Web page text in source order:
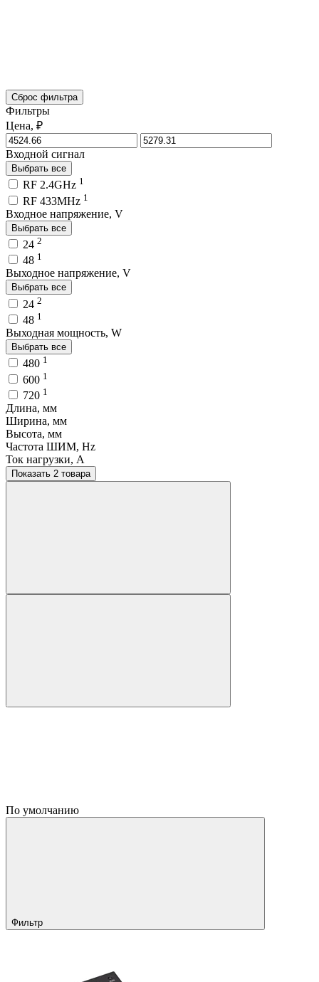
Сброс фильтра
Фильтры
Цена, ₽
Входной сигнал
Выбрать все
RF 2.4GHz 1
RF 433MHz 1
Входное напряжение, V
Выбрать все
24 2
48 1
Выходное напряжение, V
Выбрать все
24 2
48 1
Выходная мощность, W
Выбрать все
480 1
600 1
720 1
Длина, мм
Ширина, мм
Высота, мм
Частота ШИМ, Hz
Ток нагрузки, A
Показать 2 товара
По умолчанию
Фильтр